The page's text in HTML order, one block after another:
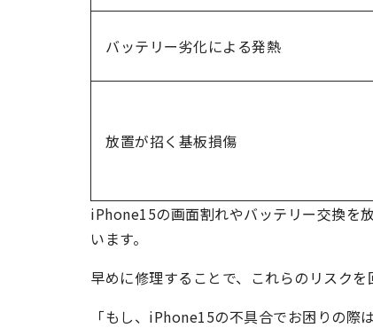
バッテリー劣化による発熱
放置が招く基板損傷
iPhone15の画面割れやバッテリー交換を
います。
早めに修理することで、これらのリスク
「もし、iPhone15の不具合でお困りの際